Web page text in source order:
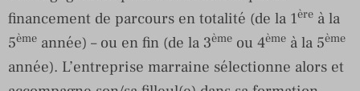
financement de parcours en totalité (de la 1ère à la
5ème année) – ou en fin (de la 3ème ou 4ème à la 5ème
année). L’entreprise marraine sélectionne alors et